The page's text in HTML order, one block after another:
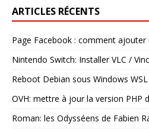
ARTICLES RÉCENTS
Page Facebook : comment ajouter
Nintendo Switch: Installer VLC /
Reboot Debian sous Windows WSL
OVH: mettre à jour la version PHP
Roman: les Odysséens de Fabien